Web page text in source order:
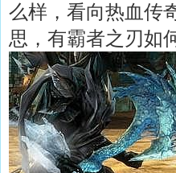
么样，看向热血传
思，有霸者之刃如